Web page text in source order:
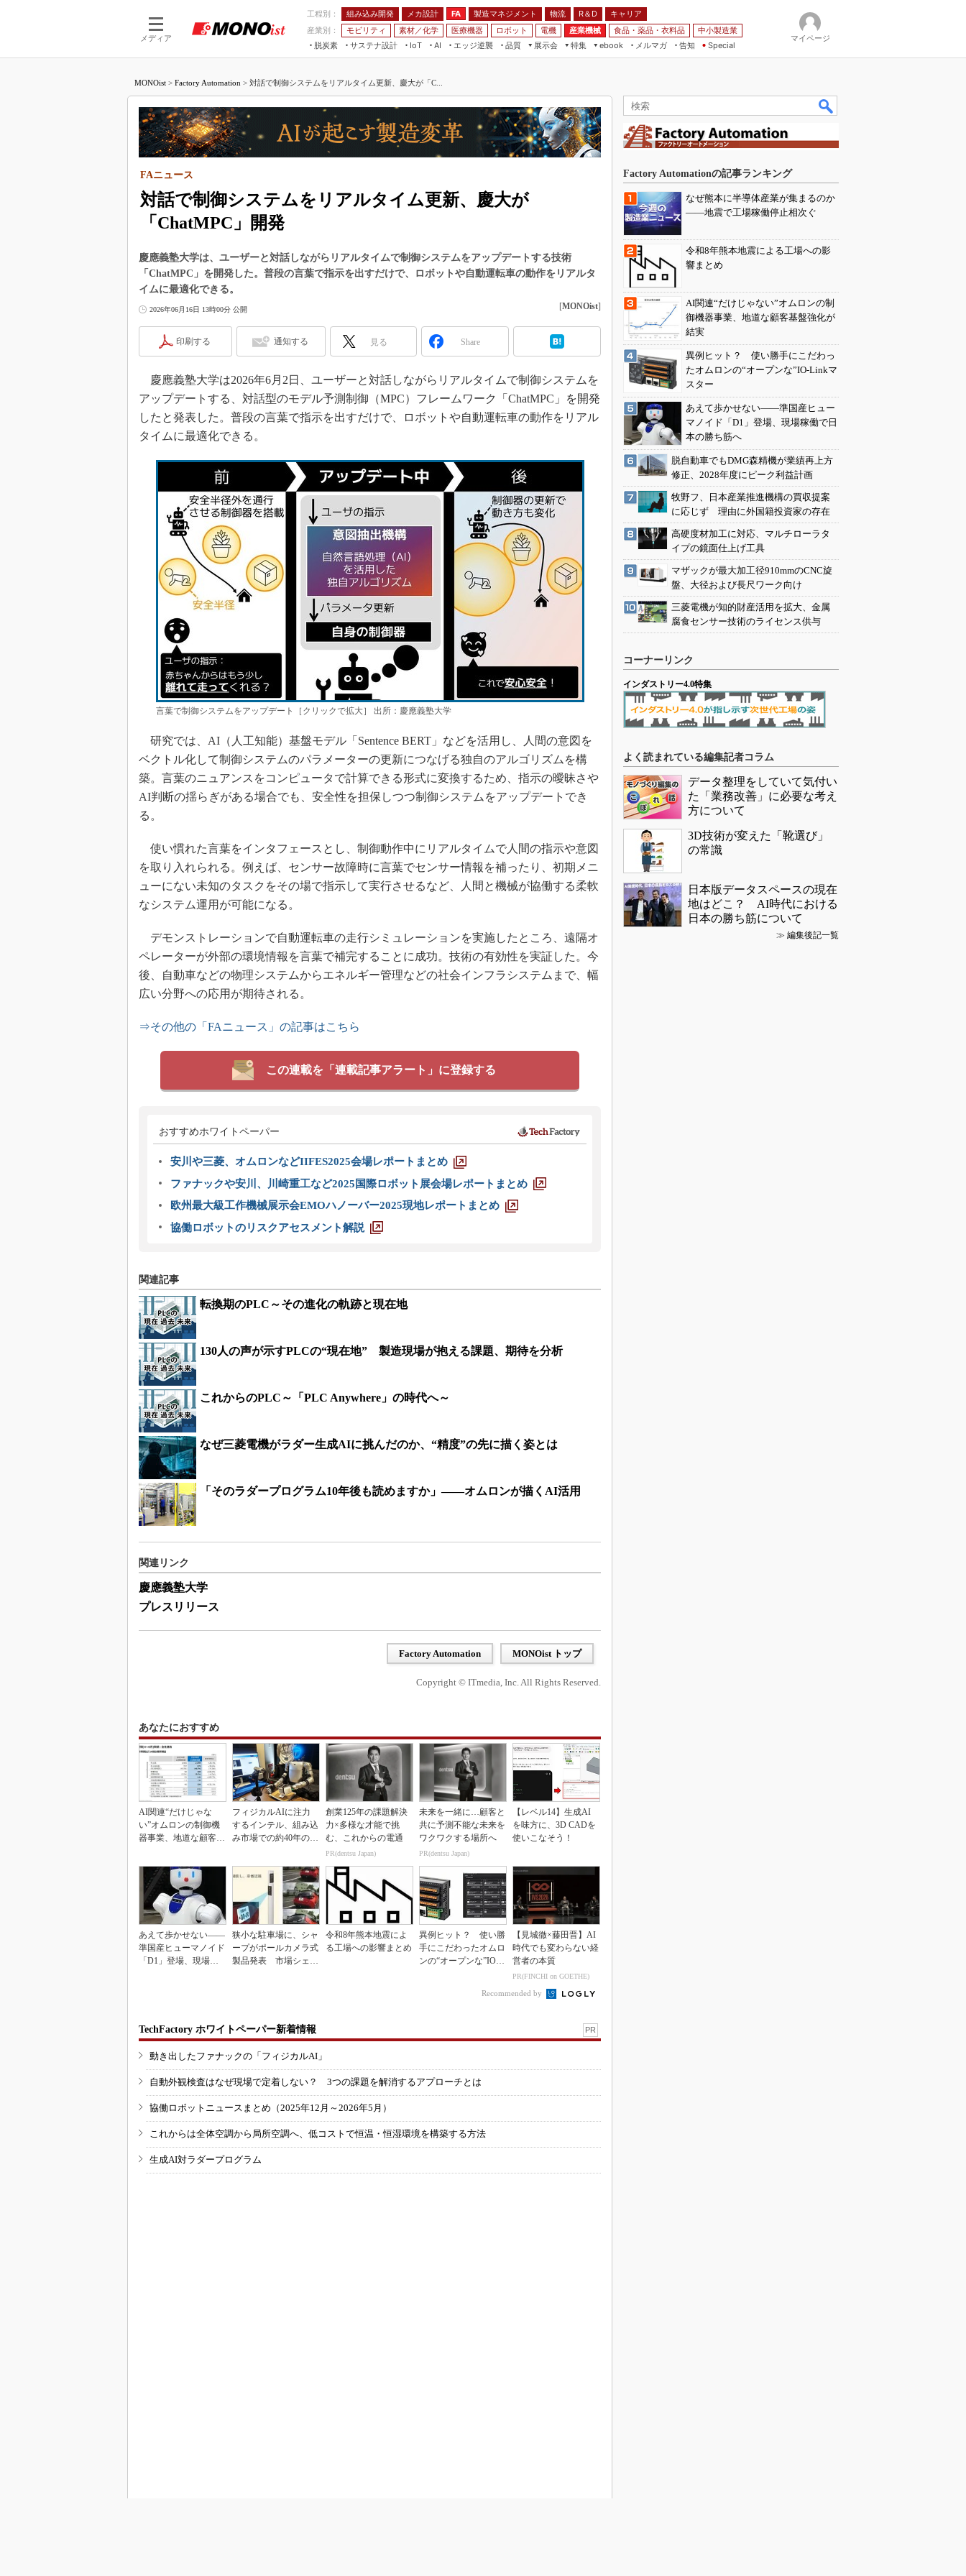
メディア
工程別： 組み込み開発 メカ設計 FA 製造マネジメント 物流 R＆D
キャリア
産業別：
モビリティ 素材／化学 医療機器 ロボット 電機 産業機械 食品・薬品・衣料品
中小製造業
脱炭素
サステナ設計
IoT
つながる工場
つながるサービス
AI
AI×設備保全
Physical AI
エッジ逆襲 品質
展示会
JIMTOF
組込み/エッジ コンピューティング
展＆IoT/5Gソリューション展
IIFES
国際ロボット展
TECHNO-FRONTIER
EdgeTech+
産業オープンネット展
特集
つながるクルマ
5G
VR／AR
フィールドサービス
組み込み画像技術
車載ソフト開発
3Dプリンタ
デジタルツインとCAE
インダストリー4.0
イノベーション
メイドインジャパン
植物工場
海外生産
グローバル設計・開発
制御セキュリティ
新型コロナへの対応
ebook
製造マネジメント
FA
モビリティ
メルマガ
告知 Special
マイページ
MONOist > Factory Automation > 対話で制御システムをリアルタイム更新、慶大が「C...
対話で制御システムをリアルタイム更新、慶大が
「ChatMPC」開発
FAニュース
慶應義塾大学は、ユーザーと対話しながらリアルタイムで制御システムをアップデートする技術
「ChatMPC」を開発した。普段の言葉で指示を出すだけで、ロボットや自動運転車の動作をリアルタ
イムに最適化できる。
2026年06月16日 13時00分 公開 [MONOist]
印刷する 通知する 見る Share
慶應義塾大学は2026年6月2日、ユーザーと対話しながらリアルタイムで制御システムを
アップデートする、対話型のモデル予測制御（MPC）フレームワーク「ChatMPC」を開発
したと発表した。普段の言葉で指示を出すだけで、ロボットや自動運転車の動作をリアル
タイムに最適化できる。
言葉で制御システムをアップデート［クリックで拡大］ 出所：慶應義塾大学
研究では、AI（人工知能）基盤モデル「Sentence BERT」などを活用し、人間の意図を
ベクトル化して制御システムのパラメーターの更新につなげる独自のアルゴリズムを構
築。言葉のニュアンスをコンピュータで計算できる形式に変換するため、指示の曖昧さや
AI判断の揺らぎがある場合でも、安全性を担保しつつ制御システムをアップデートでき
る。
使い慣れた言葉をインタフェースとし、制御動作中にリアルタイムで人間の指示や意図
を取り入れられる。例えば、センサー故障時に言葉でセンサー情報を補ったり、初期メニ
ューにない未知のタスクをその場で指示して実行させるなど、人間と機械が協働する柔軟
なシステム運用が可能になる。
デモンストレーションで自動運転車の走行シミュレーションを実施したところ、遠隔オ
ペレーターが外部の環境情報を言葉で補完することに成功。技術の有効性を実証した。今
後、自動車などの物理システムからエネルギー管理などの社会インフラシステムまで、幅
広い分野への応用が期待される。
⇒その他の「FAニュース」の記事はこちら
この連載を「連載記事アラート」に登録する
おすすめホワイトペーパー
安川や三菱、オムロンなどIIFES2025会場レポートまとめ
ファナックや安川、川崎重工など2025国際ロボット展会場レポートまとめ
欧州最大級工作機械展示会EMOハノーバー2025現地レポートまとめ
協働ロボットのリスクアセスメント解説
関連記事
転換期のPLC～その進化の軌跡と現在地
130人の声が示すPLCの“現在地” 製造現場が抱える課題、期待を分析
これからのPLC～「PLC Anywhere」の時代へ～
なぜ三菱電機がラダー生成AIに挑んだのか、“精度”の先に描く姿とは
「そのラダープログラム10年後も読めますか」――オムロンが描くAI活用
関連リンク
慶應義塾大学
プレスリリース
Factory Automation MONOist トップ
Copyright © ITmedia, Inc. All Rights Reserved.
あなたにおすすめ
AI関連“だけじゃな
い”オムロンの制御機
器事業、地道な顧客基
フィジカルAIに注力
するインテル、組み込
み市場での約40年の実
創業125年の課題解決
力×多様な才能で挑
む、これからの電通
PR(dentsu Japan)
未来を一緒に…顧客と
共に予測不能な未来を
ワクワクする場所へ
PR(dentsu Japan)
【レベル14】生成AI
を味方に、3D CADを
使いこなそう！
あえて歩かせない――
準国産ヒューマノイド
「D1」登場、現場稼
狭小な駐車場に、シャ
ープがポールカメラ式
製品発表 市場シェア
令和8年熊本地震によ
る工場への影響まとめ
異例ヒット？ 使い勝
手にこだわったオムロ
ンの“オープンな”IO-L
【見城徹×藤田晋】AI
時代でも変わらない経
営者の本質
PR(FINCHI on GOETHE)
Recommended by
TechFactory ホワイトペーパー新着情報 PR
動き出したファナックの「フィジカルAI」
自動外観検査はなぜ現場で定着しない？ 3つの課題を解消するアプローチとは
協働ロボットニュースまとめ（2025年12月～2026年5月）
これからは全体空調から局所空調へ、低コストで恒温・恒湿環境を構築する方法
生成AI対ラダープログラム
Factory Automationの記事ランキング
なぜ熊本に半導体産業が集まるのか
――地震で工場稼働停止相次ぐ
令和8年熊本地震による工場への影
響まとめ
AI関連“だけじゃない”オムロンの制
御機器事業、地道な顧客基盤強化が
結実
異例ヒット？ 使い勝手にこだわっ
たオムロンの“オープンな”IO-Linkマ
スター
あえて歩かせない――準国産ヒュー
マノイド「D1」登場、現場稼働で日
本の勝ち筋へ
脱自動車でもDMG森精機が業績再上方
修正、2028年度にピーク利益計画
牧野フ、日本産業推進機構の買収提案
に応じず 理由に外国籍投資家の存在
高硬度材加工に対応、マルチローラタ
イプの鏡面仕上げ工具
マザックが最大加工径910mmのCNC旋
盤、大径および長尺ワーク向け
三菱電機が知的財産活用を拡大、金属
腐食センサー技術のライセンス供与
コーナーリンク
インダストリー4.0特集
よく読まれている編集記者コラム
データ整理をしていて気付い
た「業務改善」に必要な考え
方について
3D技術が変えた「靴選び」
の常識
日本版データスペースの現在
地はどこ？ AI時代における
日本の勝ち筋について
≫ 編集後記一覧